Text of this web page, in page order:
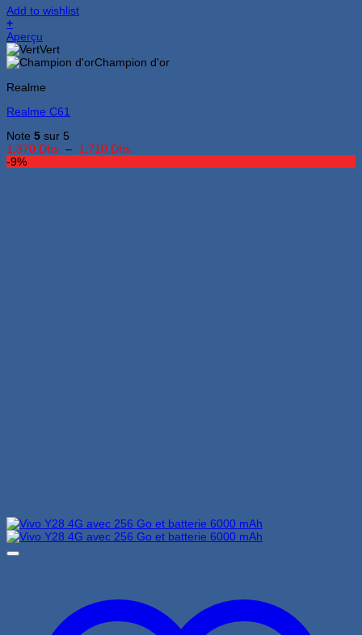
Add to wishlist
+
Ce
produit
a
variations.
options
être
choisies
sur
Aperçu
Vert
Champion d'or
Realme
Realme C61
Note 5 sur 5
1,370 Dhs – 1,710 DhsPlage
-9%